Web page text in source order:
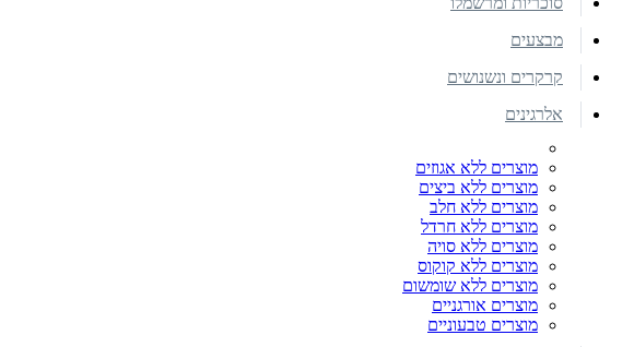
מבצעים
קרקרים ונשנושים
אלרגינים
מוצרים ללא אגוזים
מוצרים ללא ביצים
מוצרים ללא חלב
מוצרים ללא חרדל
מוצרים ללא סויה
מוצרים ללא קוקוס
מוצרים ללא שומשום
מוצרים אורגניים
מוצרים טבעוניים